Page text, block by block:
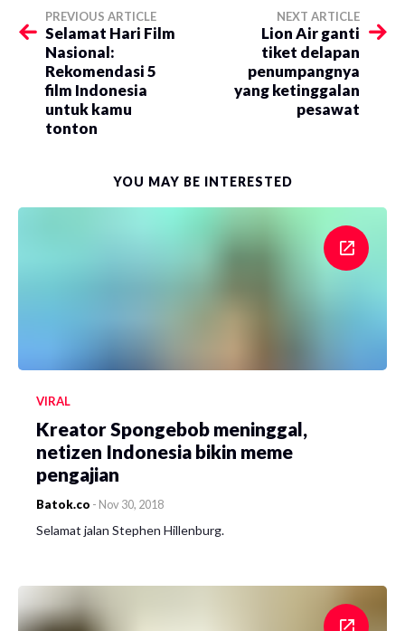
PREVIOUS ARTICLE
Selamat Hari Film
Nasional:
Rekomendasi 5
film Indonesia
untuk kamu
tonton
NEXT ARTICLE
Lion Air ganti
tiket delapan
penumpangnya
yang ketinggalan
pesawat
YOU MAY BE INTERESTED
VIRAL
Kreator Spongebob meninggal,
netizen Indonesia bikin meme
pengajian
Batok.co - Nov 30, 2018
Selamat jalan Stephen Hillenburg.